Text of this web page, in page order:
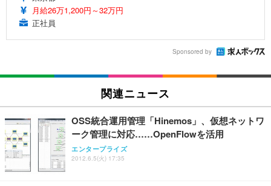
月給26万1,200円～32万円
正社員
Sponsored by
関連ニュース
OSS統合運用管理「Hinemos」、仮想ネットワ
ーク管理に対応……OpenFlowを活用
エンタープライズ
2012.6.5(火) 17:35